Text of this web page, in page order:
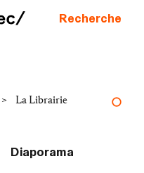
Recherche
> La Librairie
Diaporama